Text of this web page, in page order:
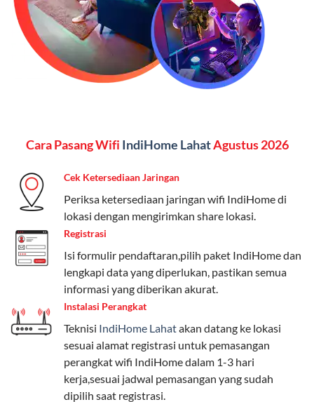
menginginkan internet, komunikasi, dan hiburan
(streaming & TV) dalam satu paket.
Paket Dynamic IP
keluarga, nelpon & SMS semua operator, dan akses
Kelebihan:
Cocok untuk pengguna yang membutuhkan
koneksi internet cepat dan stabil dengan fleksibilitas
kuota. Pilihan harga bervariasi sesuai kebutuhan.
Telkomsel One menyediakan pilihan paket yang
beragam, mulai dari paket hemat hingga premium.
Pengguna bisa memilih sesuai kebutuhan, baik untuk
internet, komunikasi, atau hiburan.
Paket Easy cocok untuk kebutuhan dasar, Paket
Complete untuk yang menginginkan fitur lengkap,
dan Paket Dynamic IP untuk pengguna yang
memprioritaskan kecepatan internet tinggi.
Cara Pasang Wifi IndiHome LahatAgustus 2026
Cek Ketersediaan Jaringan
Periksa ketersediaan jaringan wifi IndiHome di
lokasi dengan mengirimkan share lokasi.
Registrasi
Isi formulir pendaftaran,pilih paket IndiHome dan
lengkapi data yang diperlukan, pastikan semua
informasi yang diberikan akurat.
Instalasi Perangkat
Teknisi IndiHome Lahatakan datang ke lokasi
sesuai alamat registrasi untuk pemasangan
perangkat wifi IndiHome dalam 1-3 hari
kerja,sesuai jadwal pemasangan yang sudah
dipilih saat registrasi.